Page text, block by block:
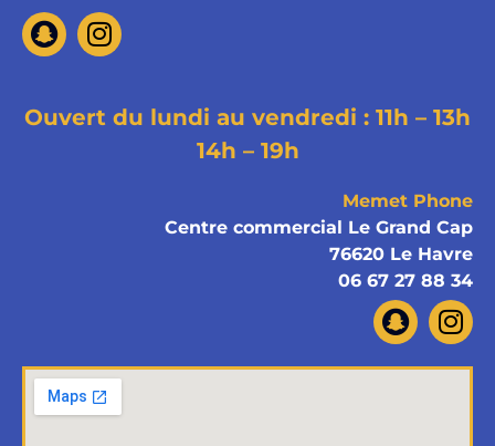
Ouvert du lundi au vendredi : 11h – 13h
14h – 19h
Memet Phone
Centre commercial Le Grand Cap
76620 Le Havre
06 67 27 88 34